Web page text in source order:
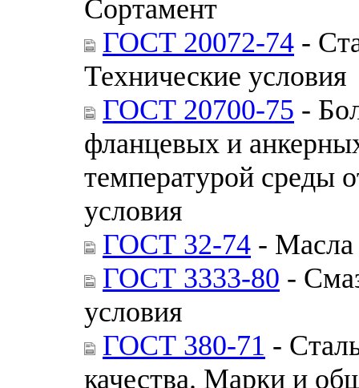
Сортамент
ГОСТ 20072-74 -
Технические условия
ГОСТ 20700-75 -
фланцевых и
температурой среды
условия
ГОСТ 32-74 - Масла
ГОСТ 3333-80 -
условия
ГОСТ 380-71 -
качества. Марки и